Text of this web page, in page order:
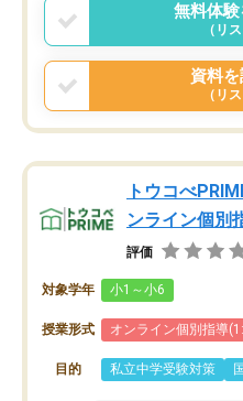
無料体
（リ
資料
（リ
トウコべ
ンライン個別
評価
対象学年 小1～小6
授業形式 オンライン個別指導
目的 私立中学受験対策